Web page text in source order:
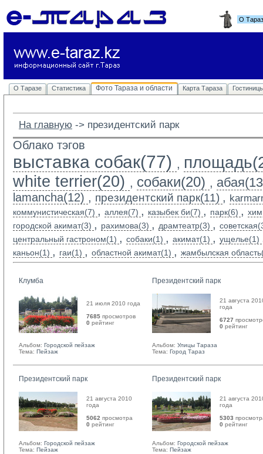
О
О Таразе Статистика Фото Тараза и области Карта Тараза
На главную -> президентский парк
Облако тэгов
выставка собак(77) ,
white terrier(20) , собаки(20) ,
lamancha(12) , президентский парк(11) ,
коммунистическая(7) , аллея(7) , казыбек би(7) , парк(6) ,
городской акимат(3) , рахимова(3) , драмтеатр(3) ,
центральный гастроном(1) , собаки(1) , акимат(1) , ущелье(1)
каньон(1) , гаи(1) , областной акимат(1) , жамбылская
Клумба
21 июля 2010 года
7685 просмотров
0 рейтинг
Альбом: Городской пейзаж
Тема: Пейзаж
Президентский парк
21 августа
года
6727
0 рейтинг
Альбом: Улицы Тараза
Тема: Город Тараз
Президентский парк
21 августа 2010
года
5062 просмотра
0 рейтинг
Альбом: Городской пейзаж
Тема: Пейзаж
Президентский парк
21 августа
года
5303
0 рейтинг
Альбом: Городской пейзаж
Тема: Пейзаж